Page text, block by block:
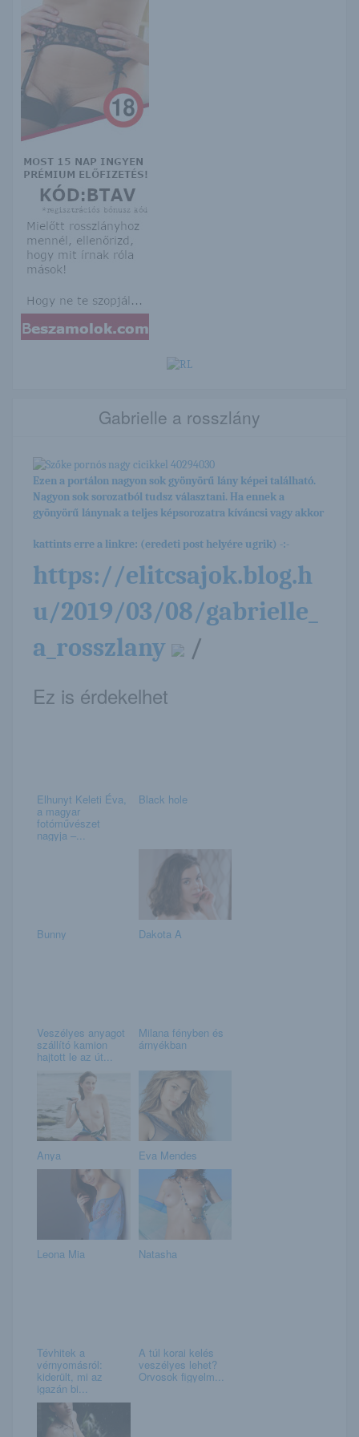
Gabrielle a rosszlány
Ezen a portálon nagyon sok gyönyörű lány képei található.
Nagyon sok sorozatból tudsz választani. Ha ennek a
gyönyörű lánynak a teljes képsorozatra kíváncsi vagy akkor
kattints erre a linkre: (eredeti post helyére ugrik) -:-
https://elitcsajok.blog.h
u/2019/03/08/gabrielle_
a_rosszlany
/
Ez is érdekelhet
Elhunyt Keleti Éva,
a magyar
fotóművészet
nagyja –...
Black hole
Bunny Dakota A
Veszélyes anyagot
szállító kamion
hajtott le az út...
Milana fényben és
árnyékban
Anya Eva Mendes
Leona Mia Natasha
Tévhitek a
vérnyomásról:
kiderült, mi az
igazán bi...
A túl korai kelés
veszélyes lehet?
Orvosok figyelm...